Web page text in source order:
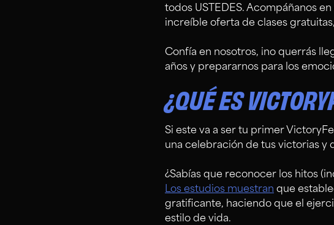
todos USTEDES. Acompáñanos
increíble oferta de clases
Confía en nosotros, ¡no querrás
años y prepararnos para los
¿QUÉ ES
Si este va a ser tu primer
una celebración de tus victorias y
¿Sabías que reconocer los hitos
Los estudios muestran que
gratificante, haciendo que el
estilo de vida.